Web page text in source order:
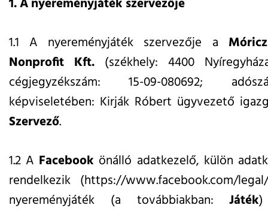
1.1 A nyereményjáték szervezője a
Nonprofit Kft. (székhely: 4400
cégjegyzékszám: 15-09-080692;
képviseletében: Kirják Róbert ügyvezető
Szervező.
1.2 A Facebook önálló adatkezelő, külön
rendelkezik (https://www.facebook.com/
nyereményjáték (a továbbiakban:Játék)